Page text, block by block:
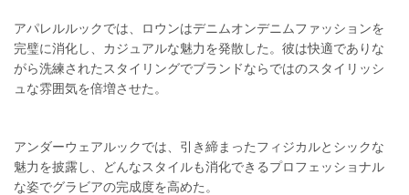
アパレルルックでは、ロウンはデニムオンデニムファッションを
完璧に消化し、カジュアルな魅力を発散した。彼は快適でありな
がら洗練されたスタイリングでブランドならではのスタイリッシ
ュな雰囲気を倍増させた。
アンダーウェアルックでは、引き締まったフィジカルとシックな
魅力を披露し、どんなスタイルも消化できるプロフェッショナル
な姿でグラビアの完成度を高めた。